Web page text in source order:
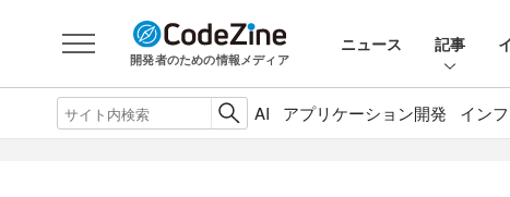
開発者のための情報メディア
ニュース 記事
AI アプリケーション開発 イン